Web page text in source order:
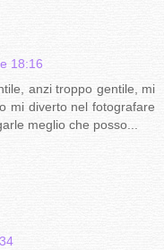
18:16
anzi troppo gentile, mi
mi diverto nel fotografare
meglio che posso...